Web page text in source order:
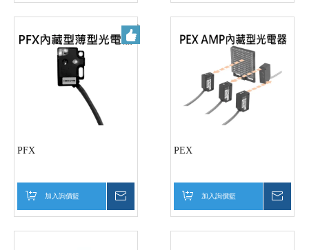
PFX
加入詢價籃
PEX
加入詢價籃